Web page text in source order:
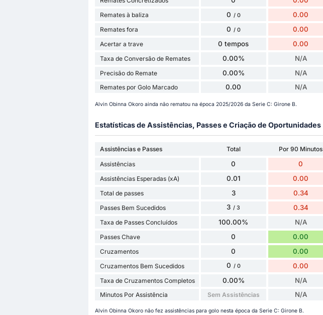
Remates à baliza 0 / 0 0.00
Remates fora 0 / 0 0.00
Acertar a trave 0 tempos 0.00
Taxa de Conversão de Remates 0.00% N/A
Precisão do Remate 0.00% N/A
Remates por Golo Marcado 0.00 N/A
Alvin Obinna Okoro ainda não rematou na época 2025/2026 da Serie C: Girone B.
Estatísticas de Assistências, Passes e Criação de Oportunidades
Assistências e Passes Total Por 90 Minutos
Assistências
0 0
Assistências Esperadas (xA) 0.01 0.00
Total de passes 3 0.34
Passes Bem Sucedidos 3 / 3 0.34
Taxa de Passes Concluídos 100.00% N/A
Passes Chave 0 0.00
Cruzamentos 0 0.00
Cruzamentos Bem Sucedidos 0 / 0 0.00
Taxa de Cruzamentos Completos 0.00% N/A
Minutos Por Assistência Sem Assistências N/A
Alvin Obinna Okoro não fez assistências para golo nesta época da Serie C: Girone B.